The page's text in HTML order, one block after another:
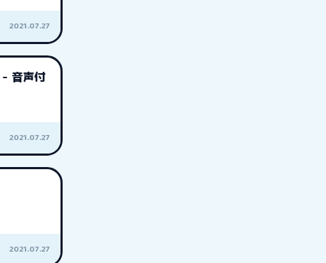
2021.07.27
- 音声付
2021.07.27
2021.07.27